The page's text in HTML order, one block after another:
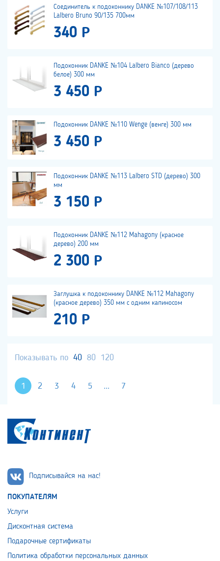
Соединитель к подоконнику DANKE №107/108/113
Lalbero Bruno 90/135 700мм
340 Р
Подоконник DANKE №104 Lalbero Bianco (дерево
белое) 300 мм
3 450 Р
Подоконник DANKE №110 Wenge (венге) 300 мм
3 450 Р
Подоконник DANKE №113 Lalbero STD (дерево) 300
мм
3 150 Р
Подоконник DANKE №112 Mahagony (красное
дерево) 200 мм
2 300 Р
Заглушка к подоконнику DANKE №112 Mahagony
(красное дерево) 350 мм с одним капиносом
210 Р
Показывать по 40 80 120
1 2 3 4 5 ... 7
Подписывайся на нас!
ПОКУПАТЕЛЯМ
Услуги
Дисконтная система
Подарочные сертификаты
Политика обработки персональных данных